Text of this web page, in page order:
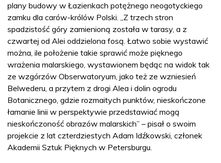
plany budowy w Łazienkach potężnego neogotyckiego
zamku dla carów-królów Polski. „Z trzech stron
spadzistość góry zamienioną została w tarasy, a z
czwartej od Alei oddzielona fosą. Łatwo sobie wystawić
można, ile położenie takie sprawić może pięknego
wrażenia malarskiego, wystawionem będąc na widok tak
ze wzgórzów Obserwatoryum, jako też ze wzniesień
Belwederu, a przytem z drogi Alea i dolin ogrodu
Botanicznego, gdzie rozmaitych punktów, nieskończone
łamanie linii w perspektywie przedstawiać mogą
nieskończoność obrazów malarskich” – pisał o swoim
projekcie z lat czterdziestych Adam Idźkowski, członek
Akademii Sztuk Pięknych w Petersburgu.